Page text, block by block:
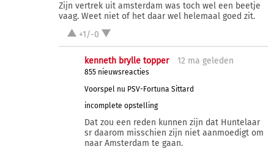
Zijn vertrek uit amsterdam was toch wel een beetje
vaag. Weet niet of het daar wel helemaal goed zit.
+1/-0
kenneth brylle topper 12 ma geleden
855 nieuwsreacties
Voorspel nu PSV-Fortuna Sittard
incomplete opstelling
Dat zou een reden kunnen zijn dat Huntelaar
sr daarom misschien zijn niet aanmoedigt om
naar Amsterdam te gaan.